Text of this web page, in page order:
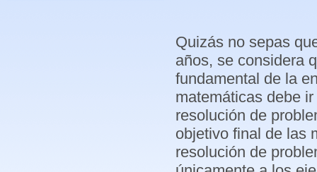
Quizás no sepas
años, se considera
fundamental de la
matemáticas debe
resolución de
objetivo final de las
resolución de